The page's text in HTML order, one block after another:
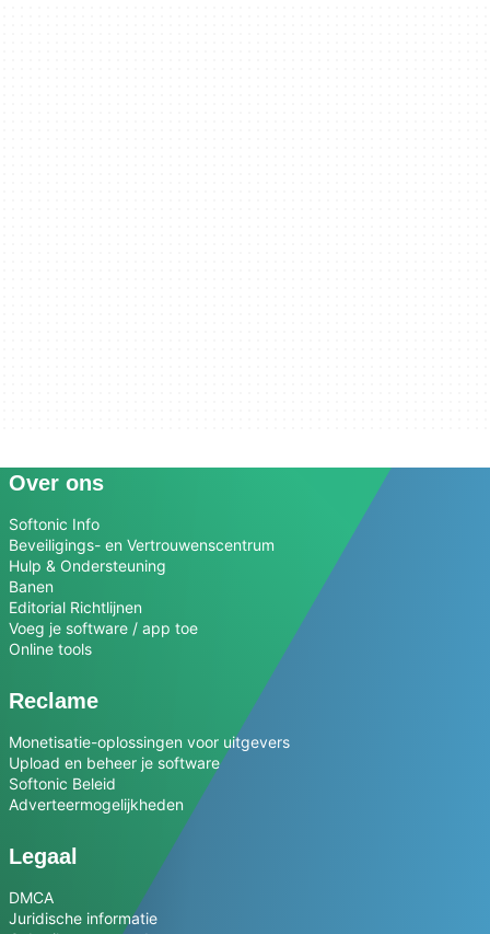
Over ons
Softonic Info
Beveiligings- en Vertrouwenscentrum
Hulp & Ondersteuning
Banen
Editorial Richtlijnen
Voeg je software / app toe
Online tools
Reclame
Monetisatie-oplossingen voor uitgevers
Upload en beheer je software
Softonic Beleid
Adverteermogelijkheden
Legaal
DMCA
Juridische informatie